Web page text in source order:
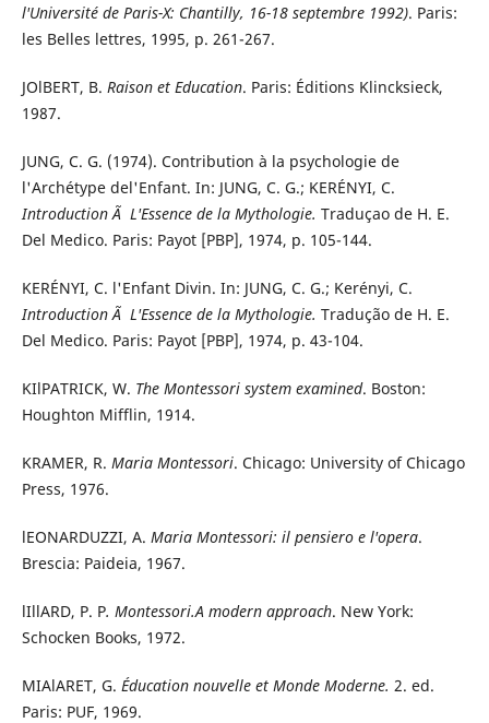
l'Université de Paris-X: Chantilly, 16-18 septembre 1992). Paris:
les Belles lettres, 1995, p. 261-267.
JOlBERT, B. Raison et Education. Paris: Éditions Klincksieck,
1987.
JUNG, C. G. (1974). Contribution à la psychologie de
l'Archétype del'Enfant. In: JUNG, C. G.; KERÉNYI, C.
Introduction Ã L'Essence de la Mythologie. Traduçao de H. E.
Del Medico. Paris: Payot [PBP], 1974, p. 105-144.
KERÉNYI, C. l'Enfant Divin. In: JUNG, C. G.; Kerényi, C.
Introduction Ã L'Essence de la Mythologie. Tradução de H. E.
Del Medico. Paris: Payot [PBP], 1974, p. 43-104.
KIlPATRICK, W. The Montessori system examined. Boston:
Houghton Mifflin, 1914.
KRAMER, R. Maria Montessori. Chicago: University of Chicago
Press, 1976.
lEONARDUZZI, A. Maria Montessori: il pensiero e l'opera.
Brescia: Paideia, 1967.
lIllARD, P. P. Montessori.A modern approach. New York:
Schocken Books, 1972.
MIAlARET, G. Éducation nouvelle et Monde Moderne. 2. ed.
Paris: PUF, 1969.